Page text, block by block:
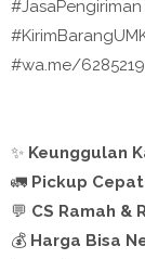
#wa.me/
✨ Keunggulan
🚛 Pickup
💬 CS Ramah &
💰 Harga Bisa